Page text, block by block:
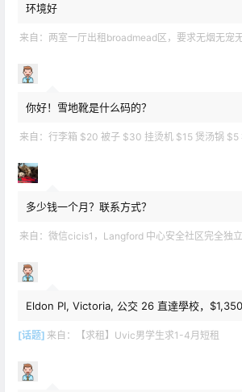
环境好
来自： 两室一厅出租broadmead区，要求无烟无宠无麻无party，租金2200
你好！雪地靴是什么码的？
来自： 行李箱 $20 被子 $30 挂烫机 $15 煲汤锅 $5 华夫饼机 $5 衣服 $5 雪地
多少钱一个月？联系方式？
来自： 微信cicis1，Langford 中心安全社区完全独立平地出入一室一厅一书房步行
Eldon Pl, Victoria, 公交 26 直達學校，
[话题] 来自： 【求租】Uvic男学生求1-4月短租